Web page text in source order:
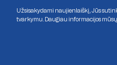
Užsisakydami naujienlaiškį, Jūs
tvarkymu. Daugiau informacijos mūsų